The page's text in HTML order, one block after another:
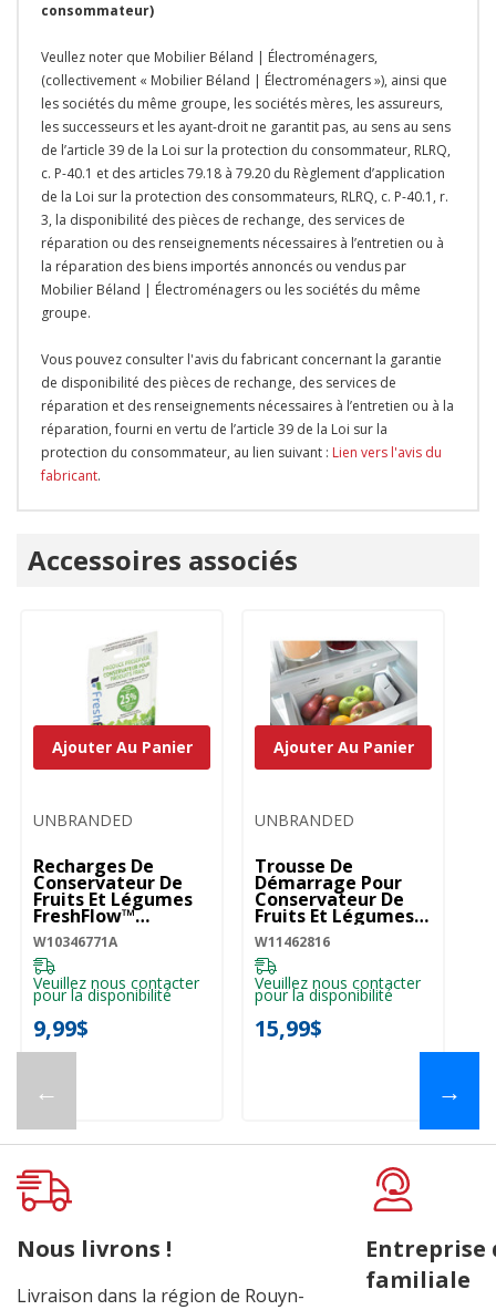
consommateur)
Veullez noter que Mobilier Béland | Électroménagers,
(collectivement « Mobilier Béland | Électroménagers »), ainsi que
les sociétés du même groupe, les sociétés mères, les assureurs,
les successeurs et les ayant-droit ne garantit pas, au sens au sens
de l’article 39 de la Loi sur la protection du consommateur, RLRQ,
c. P-40.1 et des articles 79.18 à 79.20 du Règlement d’application
de la Loi sur la protection des consommateurs, RLRQ, c. P-40.1, r.
3, la disponibilité des pièces de rechange, des services de
réparation ou des renseignements nécessaires à l’entretien ou à
la réparation des biens importés annoncés ou vendus par
Mobilier Béland | Électroménagers ou les sociétés du même
groupe.
Vous pouvez consulter l'avis du fabricant concernant la garantie
de disponibilité des pièces de rechange, des services de
réparation et des renseignements nécessaires à l’entretien ou à la
réparation, fourni en vertu de l’article 39 de la Loi sur la
protection du consommateur, au lien suivant : Lien vers l'avis du
fabricant.
Accessoires associés
←
UNBRANDED
Recharges De
Conservateur De
Fruits Et Légumes
FreshFlow™
W10346771A
W10346771A
Veuillez nous contacter
pour la disponibilité
9,99$
Ajouter Au Panier
UNBRANDED
Trousse De
Démarrage Pour
Conservateur De
Fruits Et Légumes
W11462816
W11462816
Veuillez nous contacter
pour la disponibilité
15,99$
Ajouter Au Panier
→
Nous livrons !
Livraison dans la région de Rouyn-
Entreprise
familiale